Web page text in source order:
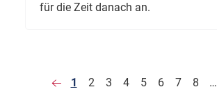
für die Zeit danach an.
1 2 3 4 5 6 7 8 …